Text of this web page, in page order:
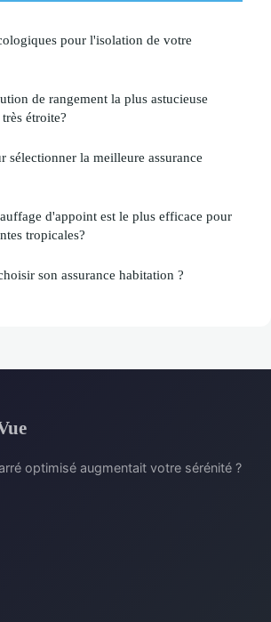
pour l'isolation de votre
de rangement la plus astucieuse
étroite?
sélectionner la meilleure assurance
d'appoint est le plus efficace pour
tropicales?
son assurance habitation ?
optimisé augmentait votre sérénité ?